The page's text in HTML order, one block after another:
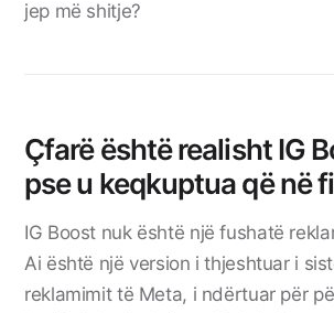
jep më shitje?
Çfarë është realisht IG
pse u keqkuptua që në
IG Boost nuk është një fushatë
Ai është një version i thjeshtuar i
reklamimit të Meta, i ndërtuar për